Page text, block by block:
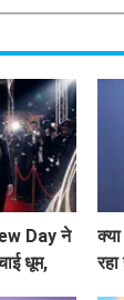
Day ने
धूम,